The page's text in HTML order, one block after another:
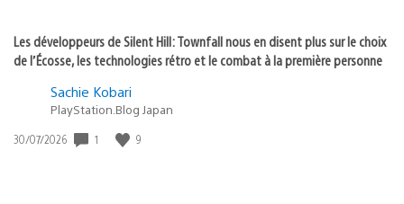
Les développeurs de Silent Hill: Townfall nous en disent plus sur le choix
de l’Écosse, les technologies rétro et le combat à la première personne
Sachie Kobari
PlayStation.Blog Japan
Date
30/07/2026 1 9